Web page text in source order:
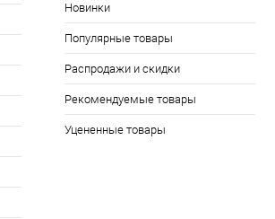
Новинки
Популярные товары
Распродажи и скидки
Рекомендуемые товары
Уцененные товары